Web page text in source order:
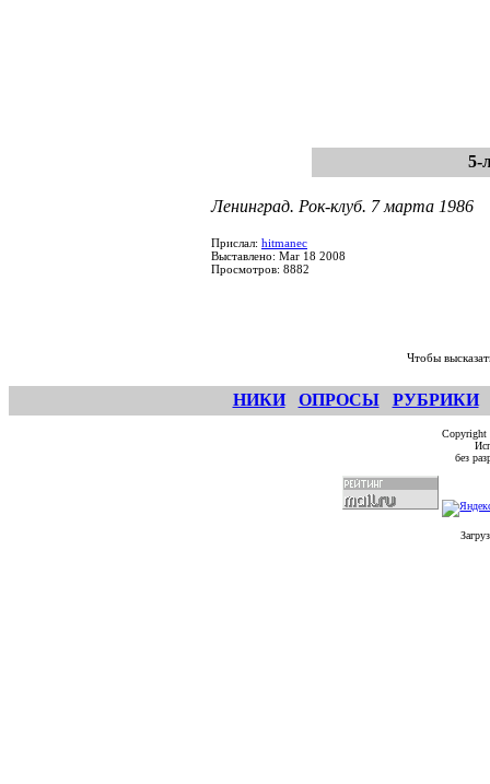
5-
Ленинград. Рок-клуб. 7 марта 1986
Прислал: hitmanec
Выставлено: Mar 18 2008
Просмотров: 8882
Чтобы
НИКИ ОПРОСЫ РУБРИКИ
без